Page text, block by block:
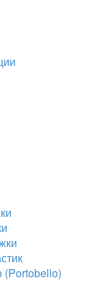
(Portobello)